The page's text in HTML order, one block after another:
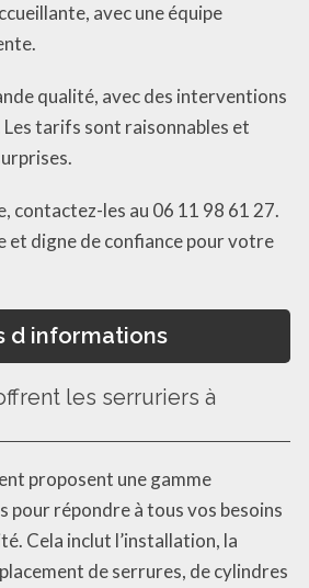
avec une équipe
qualité, avec des interventions
tarifs sont raisonnables et
contactez-les au 06 11 98 61 27.
et digne de confiance pour votre
d informations
les serruriers à
proposent une gamme
pour répondre à tous vos besoins
Cela inclut l’installation, la
de serrures, de cylindres